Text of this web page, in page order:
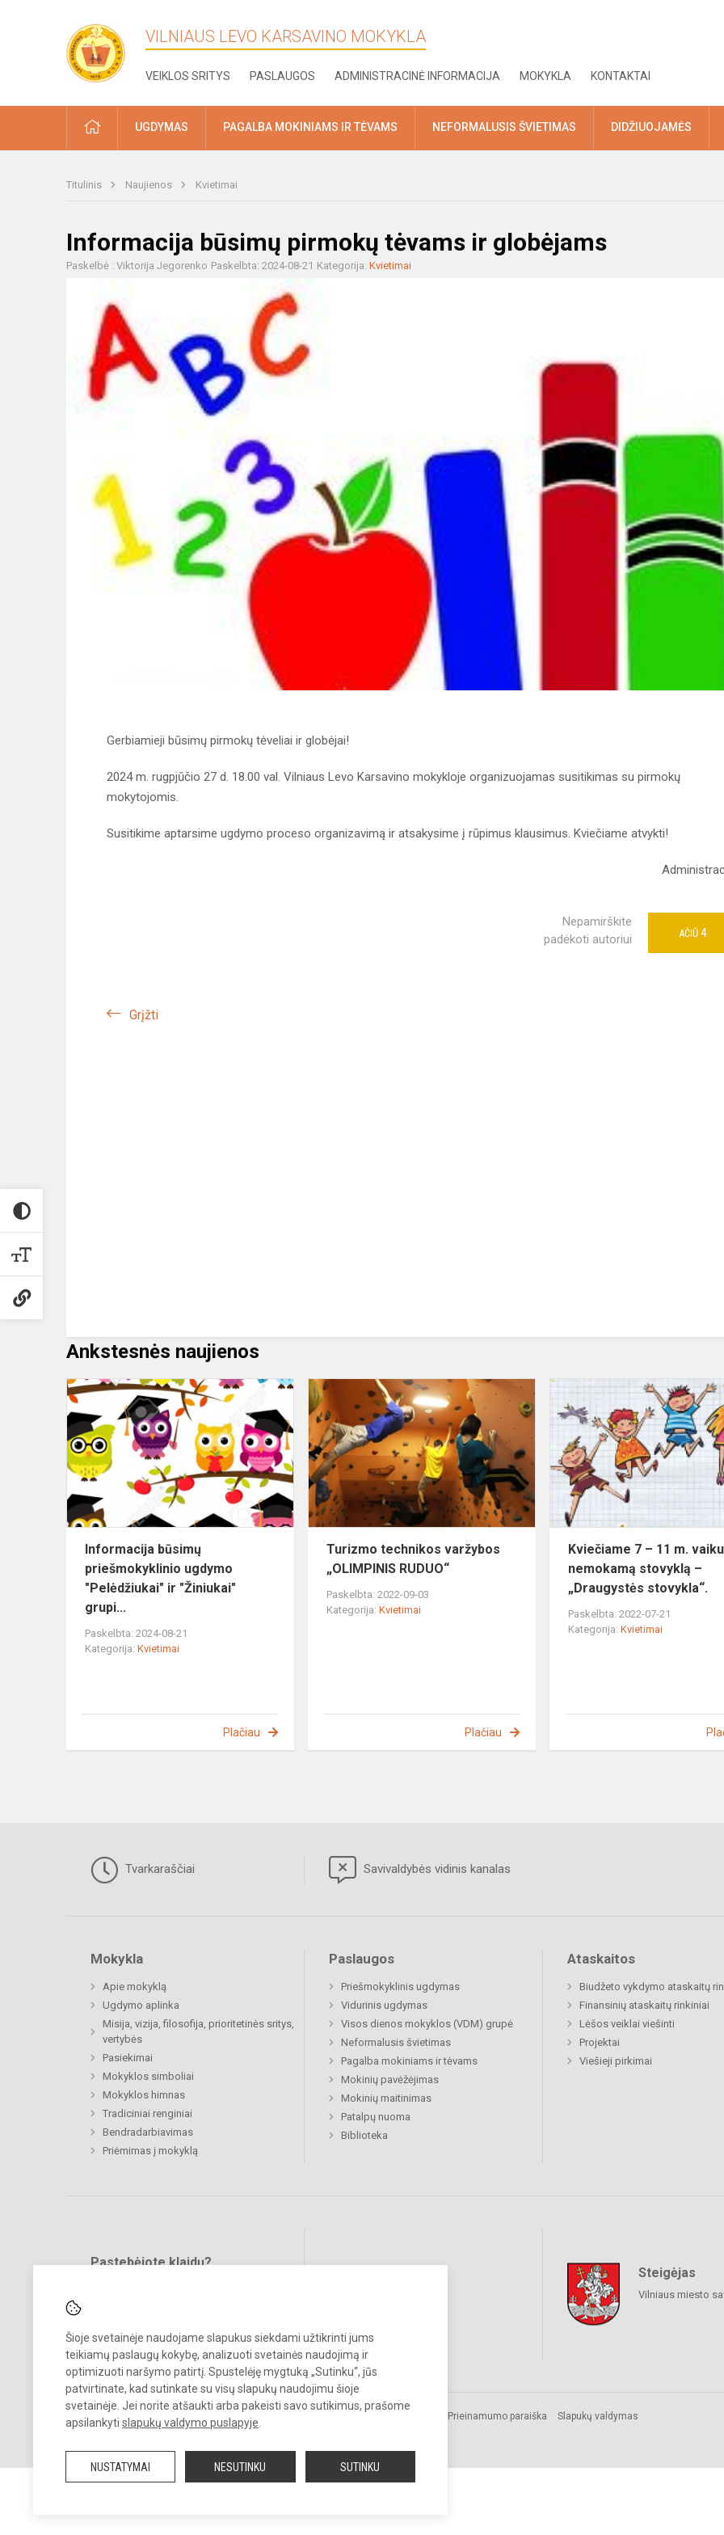
Šioje svetainėje naudojame slapukus siekdami užtikrinti jums
teikiamų paslaugų kokybę, analizuoti svetainės naudojimą ir
optimizuoti naršymo patirtį. Spustelėję mygtuką „Sutinku“, jūs
patvirtinate, kad sutinkate su visų slapukų naudojimu šioje
svetainėje. Jei norite atšaukti arba pakeisti savo sutikimus, prašome
apsilankyti slapukų valdymo puslapyje
NUSTATYMAI NESUTINKU SUTINKU
VILNIAUS LEVO KARSAVINO MOKYKLA
VEIKLOS SRITYS PASLAUGOS ADMINISTRACINĖ INFORMACIJA MOKYKLA KONTAKTAI
PRADŽIAUGDYMAS PAGALBA MOKINIAMS IR TĖVAMS NEFORMALUSIS ŠVIETIMAS DIDŽIUOJAMĖS
Titulinis Naujienos Kvietimai
Informacija būsimų pirmokų tėvams ir globėjams
Paskelbė : Viktorija Jegorenko Paskelbta: 2024-08-21 Kategorija: Kvietimai
Gerbiamieji būsimų pirmokų tėveliai ir globėjai!
2024 m. rugpjūčio 27 d. 18.00 val. Vilniaus Levo Karsavino mokykloje organizuojamas susitikimas su pirmokų
mokytojomis.
Susitikime aptarsime ugdymo proceso organizavimą ir atsakysime į rūpimus klausimus. Kviečiame atvykti!
Nepamirškite
padėkoti autoriui
AČIŪ 4
Grįžti
Ankstesnės naujienos
Informacija
būsimų
priešmokyklinio
ugdymo
"Pelėdžiukai"
ir...
Informacija būsimų
priešmokyklinio ugdymo
"Pelėdžiukai" ir "Žiniukai"
grupi...
Paskelbta: 2024-08-21
Kategorija: Kvietimai
Plačiau
Turizmo
technikos
varžybos
„OLIMPINIS
RUDUO“
Turizmo technikos varžybos
„OLIMPINIS RUDUO“
Paskelbta: 2022-09-03
Kategorija:Kvietimai
Plačiau
Kviečiame 7 – 11 m.
nemokamą stovyklą –
„Draugystės stovykla“.
Paskelbta: 2022-07-21
Kategorija:Kvietimai
Tvarkaraščiai Savivaldybės vidinis kanalas
Mokykla
Apie mokyklą
Ugdymo aplinka
Misija, vizija, filosofija, prioritetinės sritys,
vertybės
Pasiekimai
Mokyklos simboliai
Mokyklos himnas
Tradiciniai renginiai
Bendradarbiavimas
Priėmimas į mokyklą
Paslaugos
Priešmokyklinis ugdymas
Vidurinis ugdymas
Visos dienos mokyklos (VDM) grupė
Neformalusis švietimas
Pagalba mokiniams ir tėvams
Mokinių pavėžėjimas
Mokinių maitinimas
Patalpų nuoma
Biblioteka
Ataskaitos
Biudžeto vykdymo ataskaitų
Finansinių ataskaitų rinkiniai
Lėšos veiklai viešinti
Projektai
Viešieji pirkimai
Pastebėjote klaidų?
Steigėjas
Vilniaus miesto
© 2022. Vilniaus Levo Karsavino mokykla. Visos teisės saugomos.
Kopijuoti turinį be raštiško gimnazijos sutikimo griežtai draudžiama.
Prieinamumo paraiška Slapukų valdymas